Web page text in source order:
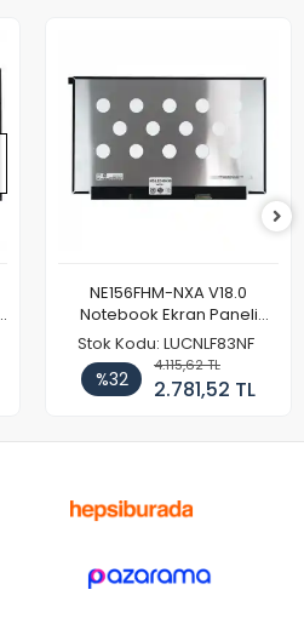
NE156FHM-NXA V18.0
Notebook Ekran Paneli
144Hz
Stok Kodu: LUCNLF83NF
%32
4.115,62 TL
2.781,52 TL